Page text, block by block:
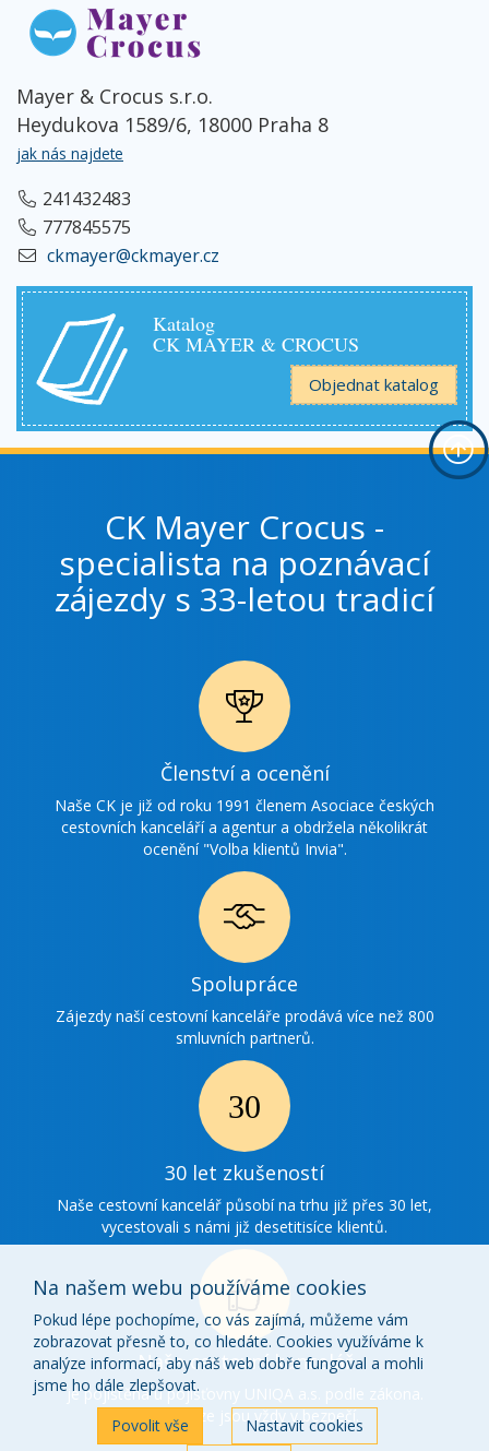
Mayer & Crocus s.r.o.
Heydukova 1589/6, 18000 Praha 8
jak nás najdete
241432483
777845575
ckmayer@ckmayer.cz
Katalog
CK MAYER & CROCUS
Objednat katalog
CK Mayer Crocus -
specialista na poznávací
zájezdy s 33-letou tradicí
Ikonka
ocenění
Členství a ocenění
Naše CK je již od roku 1991 členem Asociace českých
cestovních kanceláří a agentur a obdržela několikrát
ocenění "Volba klientů Invia".
Ikonka
spolupráce
Spolupráce
Zájezdy naší cestovní kanceláře prodává více než 800
smluvních partnerů.
30 Ikonka
zkušenosti
30 let zkušeností
Naše cestovní kancelář působí na trhu již přes 30 let,
vycestovali s námi již desetitisíce klientů.
Ikonka
o
nás
Naše cestovní kancelář
je pojištěna u pojišťovny UNIQA a.s. podle zákona.
Vaše peníze jsou vždy v bezpečí.
Na našem webu používáme cookies
Pokud lépe pochopíme, co vás zajímá, můžeme vám
zobrazovat přesně to, co hledáte. Cookies využíváme k
analýze informací, aby náš web dobře fungoval a mohli
jsme ho dále zlepšovat.
Povolit vše
Nastavit cookies